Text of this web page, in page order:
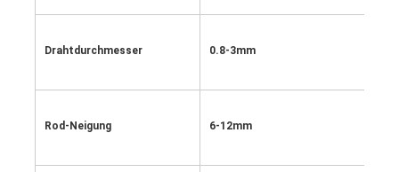
Drahtdurchmesser 0.8-3mm
Rod-Neigung 6-12mm